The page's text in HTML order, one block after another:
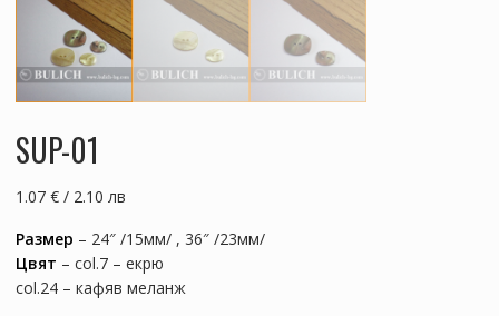
SUP-01
1.07 € / 2.10 лв
Размер – 24″ /15мм/ , 36″ /23мм/
Цвят – col.7 – екрю
col.24 – кафяв меланж